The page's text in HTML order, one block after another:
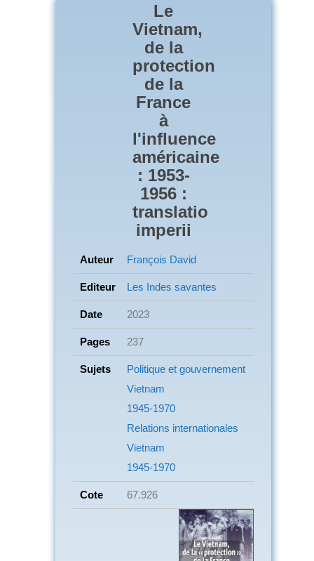
Le
Vietnam,
de la
protection
de la
France
à
l'influence
américaine
: 1953-
1956 :
translatio
imperii
Auteur François David
Editeur Les Indes savantes
Date 2023
Pages 237
Sujets
Politique et gouvernement
Vietnam
1945-1970
Relations internationales
Vietnam
1945-1970
Cote 67.926